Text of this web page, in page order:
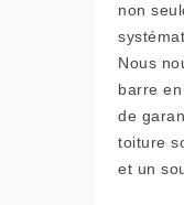
non
Nous
barre
de
toiture
et un